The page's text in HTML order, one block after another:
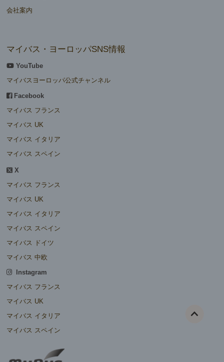
会社案内
マイバス・ヨーロッパSNS情報
YouTube
マイバスヨーロッパ公式チャンネル
Facebook
マイバス フランス
マイバス UK
マイバス イタリア
マイバス スペイン
X
マイバス フランス
マイバス UK
マイバス イタリア
マイバス スペイン
マイバス ドイツ
マイバス 中欧
Instagram
マイバス フランス
マイバス UK
マイバス イタリア
マイバス スペイン